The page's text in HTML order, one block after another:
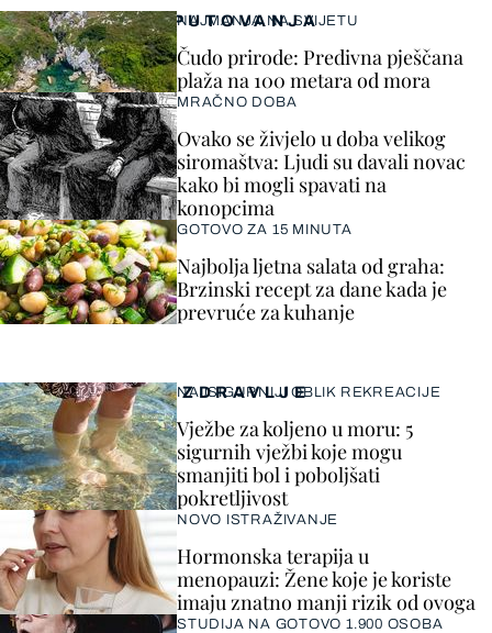
ZDRAVLJE
NAJSIGURNIJI OBLIK REKREACIJE
Vježbe za koljeno u moru: 5
sigurnih vježbi koje mogu
smanjiti bol i poboljšati
pokretljivost
NOVO ISTRAŽIVANJE
Hormonska terapija u
menopauzi: Žene koje je koriste
imaju znatno manji rizik od ovoga
STUDIJA NA GOTOVO 1.900 OSOBA
PUTOVANJA
NAJMANJA NA SVIJETU
Čudo prirode: Predivna pješčana
plaža na 100 metara od mora
MRAČNO DOBA
Ovako se živjelo u doba velikog
siromaštva: Ljudi su davali novac
kako bi mogli spavati na
konopcima
GOTOVO ZA 15 MINUTA
Najbolja ljetna salata od graha:
Brzinski recept za dane kada je
prevruće za kuhanje